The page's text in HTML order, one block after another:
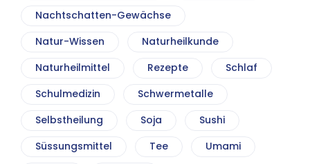
Nachtschatten-Gewächse
Natur-Wissen
Naturheilkunde
Naturheilmittel
Rezepte
Schlaf
Schulmedizin
Schwermetalle
Selbstheilung
Soja
Sushi
Süssungsmittel
Tee
Umami